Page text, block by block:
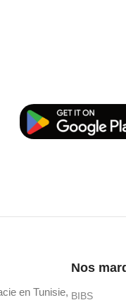
en Tunisie,
Nos
BIBS